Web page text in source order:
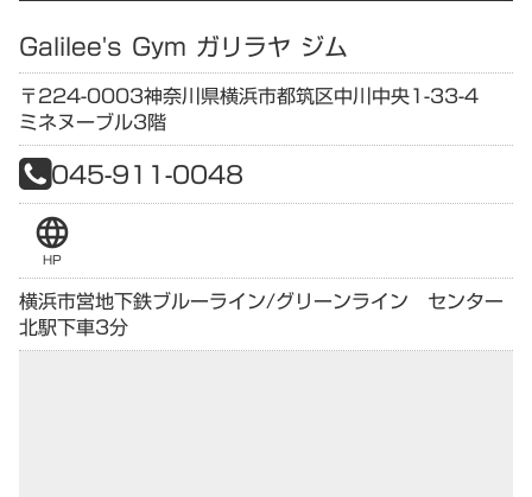
Galilee's Gym ガリラヤ ジム
〒224-0003神奈川県横浜市都筑区中川中央1-33-4
ミネヌーブル3階
045-911-0048
language
HP
横浜市営地下鉄ブルーライン/グリーンライン センター
北駅下車3分